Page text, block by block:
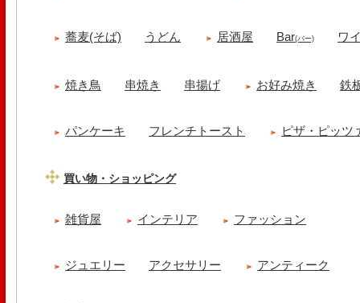
蕎麦(そば) うどん 居酒屋 Bar(バー) ワ
焼き鳥 串焼き 串揚げ お好み焼き 鉄
パンケーキ フレンチトースト ピザ・ピッツ
買い物・ショッピング
雑貨屋 インテリア ファッション
ジュエリー アクセサリー アンティーク